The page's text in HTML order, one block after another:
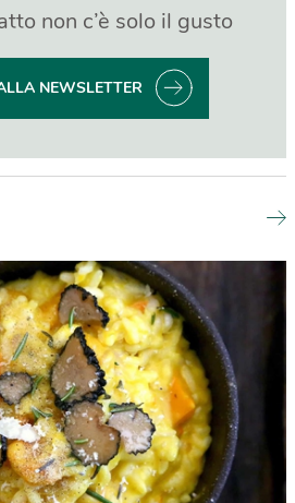
non c’è solo il gusto
NEWSLETTER